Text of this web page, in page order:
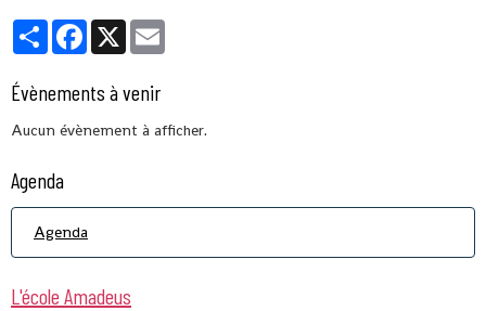
PartagerFacebook
X
Évènements à venir
Aucun évènement à afficher.
Agenda
Agenda
L'école Amadeus